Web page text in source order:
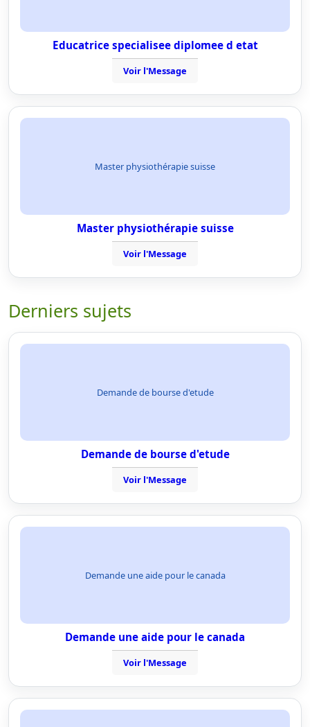
Educatrice specialisee diplomee d etat
Voir l'Message
Master physiothérapie suisse
Master physiothérapie suisse
Voir l'Message
Derniers sujets
Demande de bourse d'etude
Demande de bourse d'etude
Voir l'Message
Demande une aide pour le canada
Demande une aide pour le canada
Voir l'Message